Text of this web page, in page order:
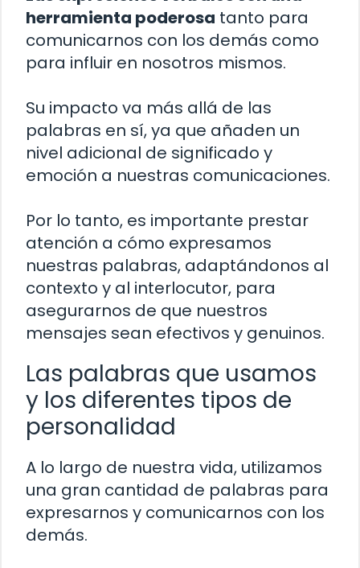
herramienta poderosa tanto para
comunicarnos con los demás como
para influir en nosotros mismos.
Su impacto va más allá de las
palabras en sí, ya que añaden un
nivel adicional de significado y
emoción a nuestras comunicaciones.
Por lo tanto, es importante prestar
atención a cómo expresamos
nuestras palabras, adaptándonos al
contexto y al interlocutor, para
asegurarnos de que nuestros
mensajes sean efectivos y genuinos.
Las palabras que usamos
y los diferentes tipos de
personalidad
A lo largo de nuestra vida, utilizamos
una gran cantidad de palabras para
expresarnos y comunicarnos con los
demás.